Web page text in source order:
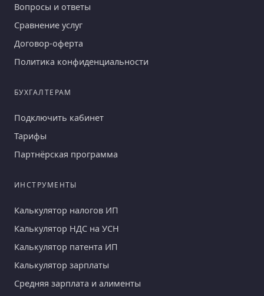
Вопросы и ответы
Сравнение услуг
Договор-оферта
Политика конфиденциальности
БУХГАЛТЕРАМ
Подключить кабинет
Тарифы
Партнёрская программа
ИНСТРУМЕНТЫ
Калькулятор налогов ИП
Калькулятор НДС на УСН
Калькулятор патента ИП
Калькулятор зарплаты
Средняя зарплата и алименты